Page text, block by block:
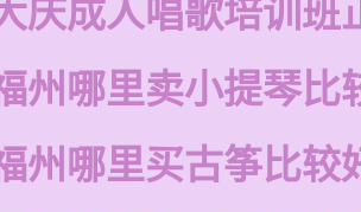
庆成人唱歌培训班
州哪里卖小提琴比
州哪里买古筝比较